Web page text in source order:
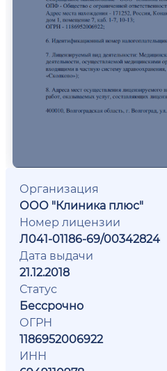
Организация
ООО "Клиника плюс"
Номер лицензии
Л041-01186-69/00342824
Дата выдачи
21.12.2018
Статус
Бессрочно
ОГРН
1186952006922
ИНН